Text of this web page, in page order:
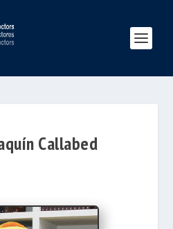
Callabed